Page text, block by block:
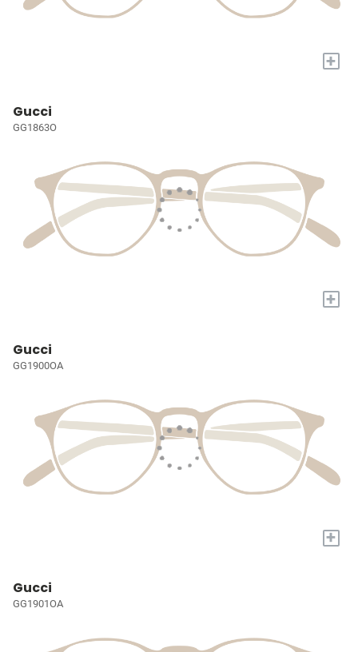
+
Gucci
GG1863O
+
Gucci
GG1900OA
+
Gucci
GG1901OA